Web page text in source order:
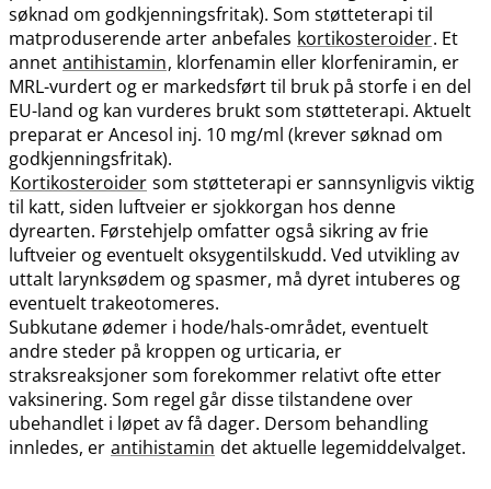
søknad om godkjenningsfritak). Som støtteterapi til
matproduserende arter anbefales kortikosteroider. Et
annet antihistamin, klorfenamin eller klorfeniramin, er
MRL-vurdert og er markedsført til bruk på storfe i en del
EU-land og kan vurderes brukt som støtteterapi. Aktuelt
preparat er Ancesol inj. 10 mg/ml (krever søknad om
godkjenningsfritak).
Kortikosteroider som støtteterapi er sannsynligvis viktig
til katt, siden luftveier er sjokkorgan hos denne
dyrearten. Førstehjelp omfatter også sikring av frie
luftveier og eventuelt oksygentilskudd. Ved utvikling av
uttalt larynksødem og spasmer, må dyret intuberes og
eventuelt trakeotomeres.
Subkutane ødemer i hode​/​hals-området, eventuelt
andre steder på kroppen og urticaria, er
straksreaksjoner som forekommer relativt ofte etter
vaksinering. Som regel går disse tilstandene over
ubehandlet i løpet av få dager. Dersom behandling
innledes, er antihistamin det aktuelle legemiddelvalget.